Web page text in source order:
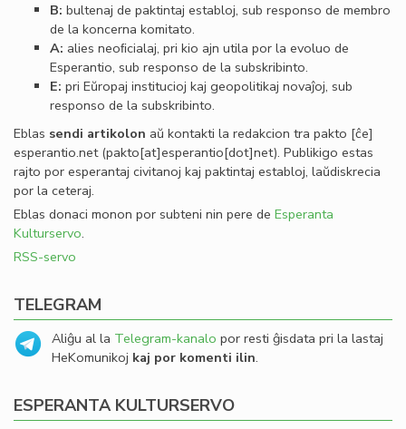
B: bultenaj de paktintaj establoj, sub responso de membro
de la koncerna komitato.
A: alies neoﬁcialaj, pri kio ajn utila por la evoluo de
Esperantio, sub responso de la subskribinto.
E: pri Eŭropaj institucioj kaj geopolitikaj novaĵoj, sub
responso de la subskribinto.
Eblas sendi artikolon aŭ kontakti la redakcion tra pakto [ĉe]
esperantio.net(pakto[at]esperantio[dot]net). Publikigo estas
rajto por esperantaj civitanoj kaj paktintaj establoj, laŭdiskrecia
por la ceteraj.
Eblas donaci monon por subteni nin pere de Esperanta
Kulturservo.
RSS-servo
TELEGRAM
Aliĝu al la Telegram-kanalo por resti ĝisdata pri la lastaj
HeKomunikoj kaj por komenti ilin.
ESPERANTA KULTURSERVO